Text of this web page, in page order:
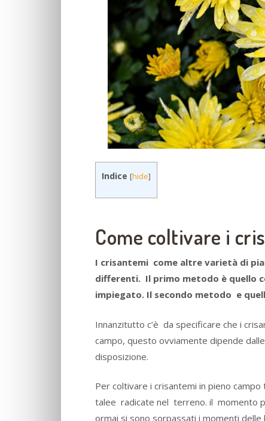
Indice [hide]
Come coltivare i
I crisantemi come altre varietà di
differenti. Il primo metodo è quello
impiegato. Il secondo metodo e
Innanzitutto c’è da specificare che i
campo, questo ovviamente dipende
disposizione.
Per coltivare i crisantemi in pieno
talee radicate nel terreno. il momento
ormai si sono sorpassati i momenti